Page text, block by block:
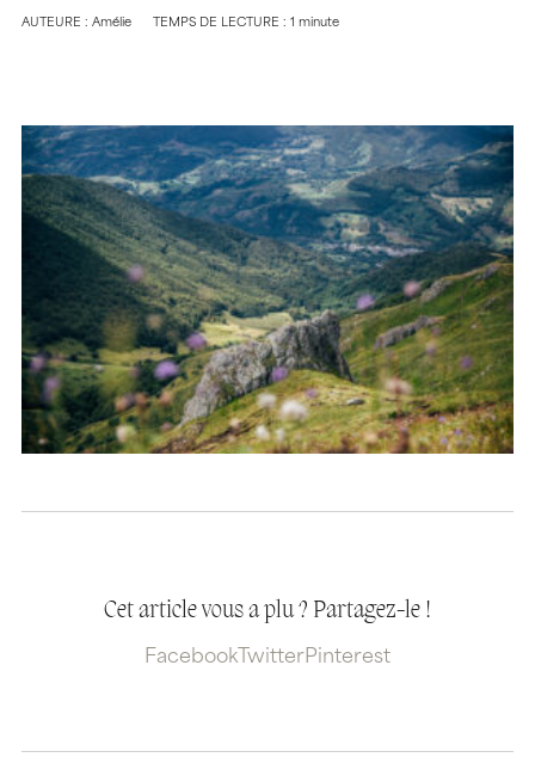
AUTEURE : Amélie TEMPS DE LECTURE : 1 minute
Cet article vous a plu ? Partagez-le !
Facebook TwitterPinterest